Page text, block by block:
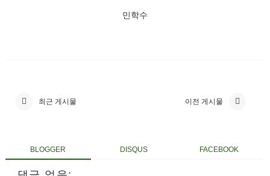
민학수
최근 게시물 이전 게시물
BLOGGER DISQUS FACEBOOK